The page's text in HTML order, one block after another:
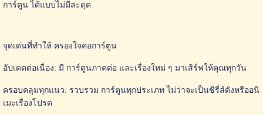
การ์ตูน ได้แบบไม่มีสะดุด
จุดเด่นที่ทำให้ ครองใจคอการ์ตูน
อัปเดตต่อเนื่อง: มี การ์ตูนภาคต่อ และเรื่องใหม่ ๆ มาเสิร์ฟให้คุณทุกวัน
ครอบคลุมทุกแนว: รวบรวม การ์ตูนทุกประเภท ไม่ว่าจะเป็นซีรี่ส์ดังหรืออนิ
เมะเรื่องโปรด